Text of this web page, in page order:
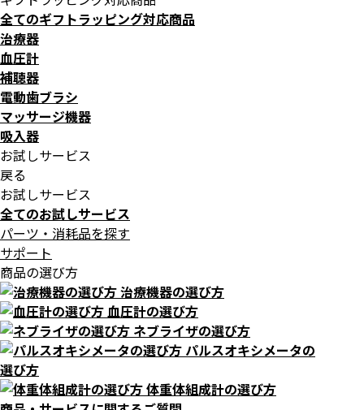
全てのギフトラッピング対応商品
治療器
血圧計
補聴器
電動歯ブラシ
マッサージ機器
吸入器
お試しサービス
戻る
お試しサービス
全てのお試しサービス
パーツ・消耗品を探す
サポート
商品の選び方
治療機器の選び方
血圧計の選び方
ネブライザの選び方
パルスオキシメータの
選び方
体重体組成計の選び方